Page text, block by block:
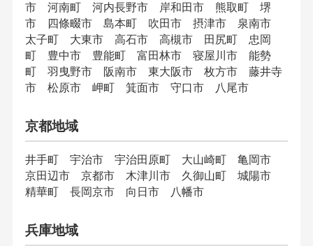
市 河南町 河内長野市 岸和田市 熊取町 堺
市 四條畷市 島本町 吹田市 摂津市 泉南市
太子町 大東市 高石市 高槻市 田尻町 忠岡
町 豊中市 豊能町 富田林市 寝屋川市 能勢
町 羽曳野市 阪南市 東大阪市 枚方市 藤井寺
市 松原市 岬町 箕面市 守口市 八尾市
京都地域
井手町 宇治市 宇治田原町 大山崎町 亀岡市
京田辺市 京都市 木津川市 久御山町 城陽市
精華町 長岡京市 向日市 八幡市
兵庫地域